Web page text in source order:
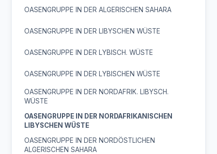
OASENGRUPPE IN DER ALGERISCHEN SAHARA
OASENGRUPPE IN DER LIBYSCHEN WÜSTE
OASENGRUPPE IN DER LYBISCH. WÜSTE
OASENGRUPPE IN DER LYBISCHEN WÜSTE
OASENGRUPPE IN DER NORDAFRIK. LIBYSCH.
WÜSTE
OASENGRUPPE IN DER NORDAFRIKANISCHEN
LIBYSCHEN WÜSTE
OASENGRUPPE IN DER NORDÖSTLICHEN
ALGERISCHEN SAHARA